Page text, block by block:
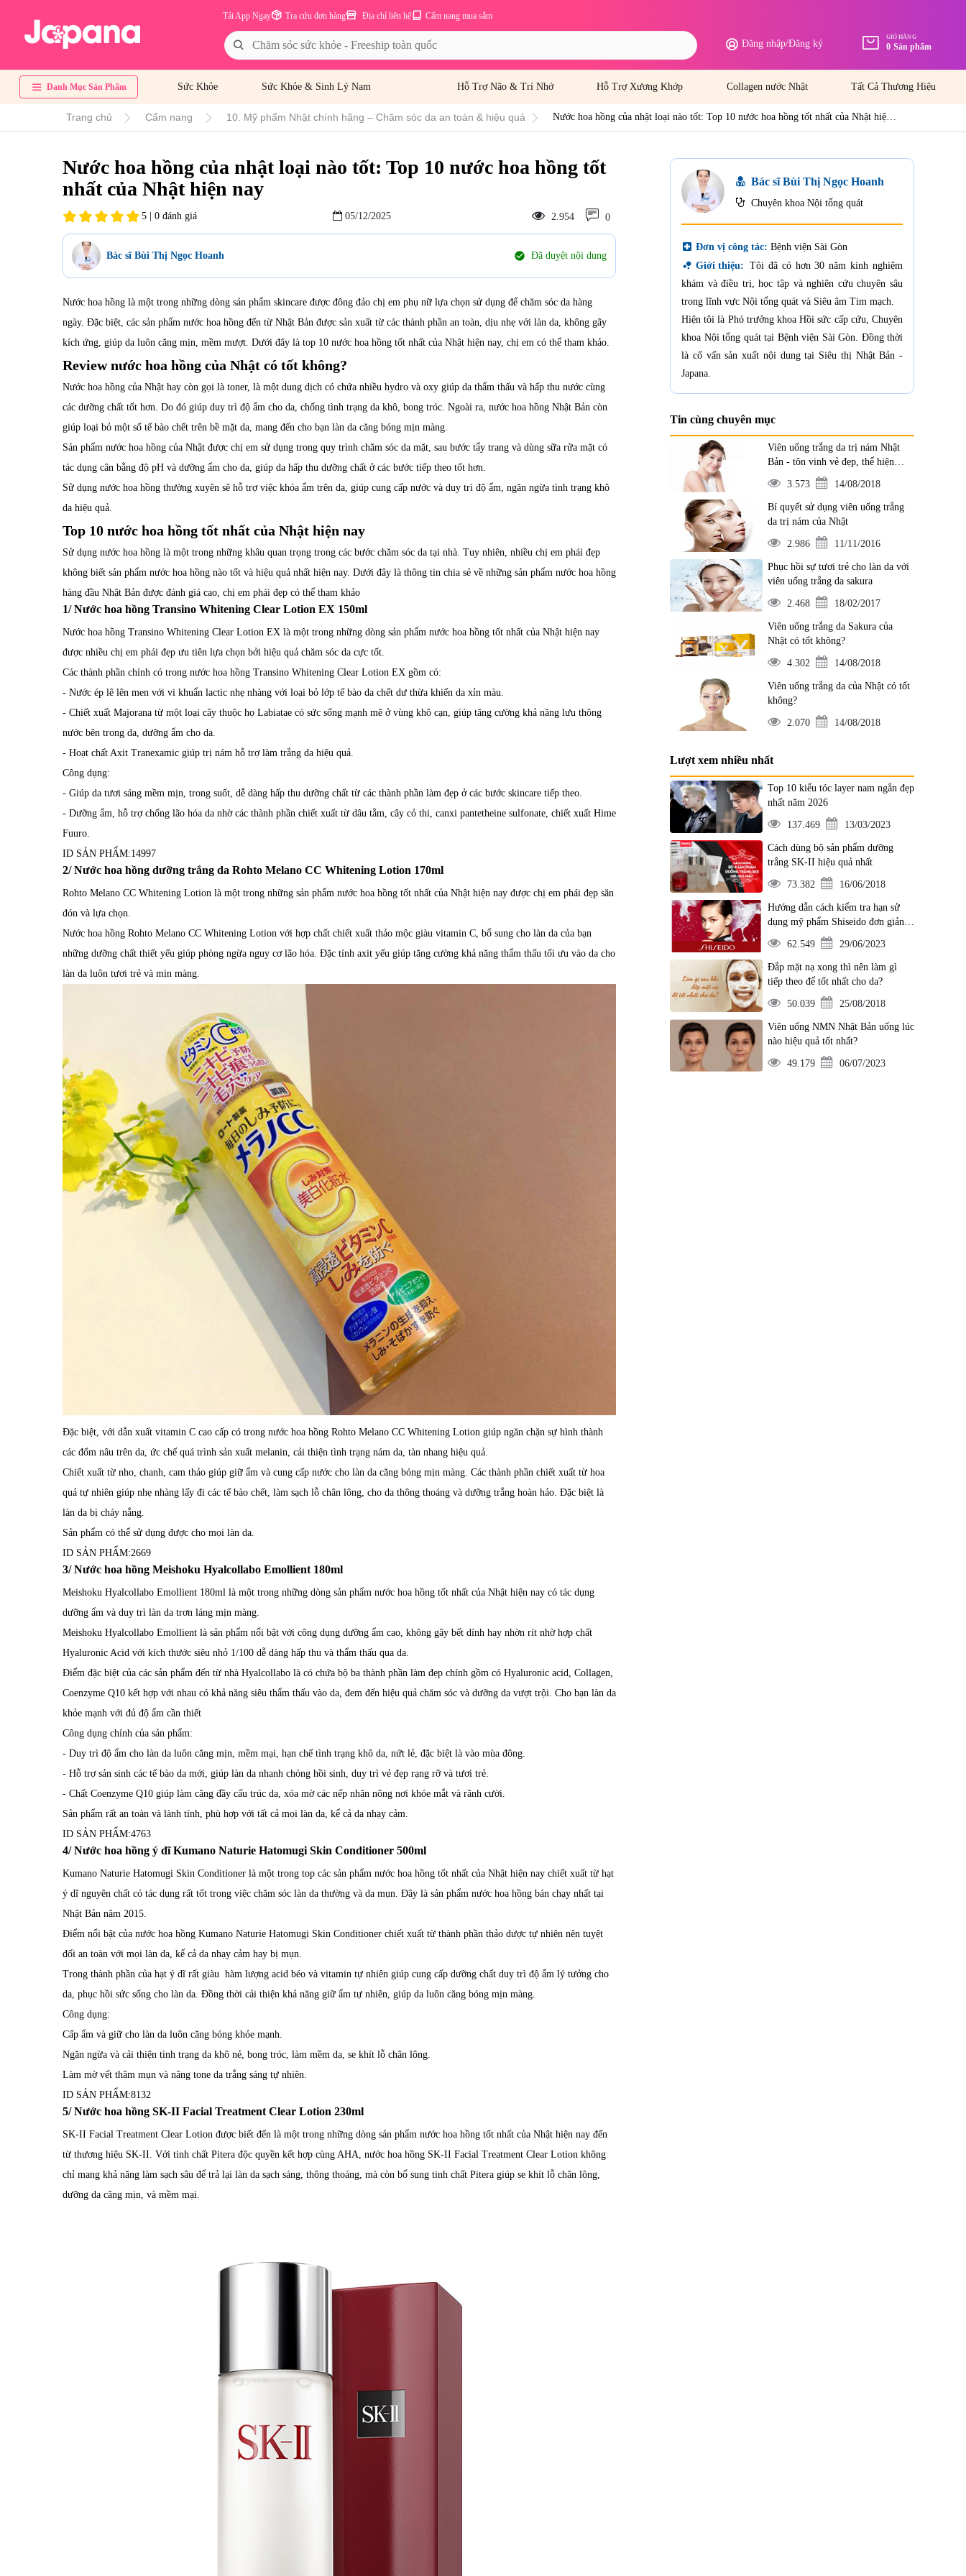
Cẩm nang mua sắm
Địa chỉ liên hệ
Tra cứu đơn hàng
Tải App Ngay
Đăng nhập/Đăng ký
GIỎ HÀNG
0 Sản phẩm
Danh Mục Sản Phẩm Sức Khỏe Sức Khỏe & Sinh Lý Nam Hỗ Trợ Não & Trí Nhớ Hỗ Trợ Xương Khớp Collagen nước Nhật Tất Cả Thương Hiệu
Trang chủ Cẩm nang 10. Mỹ phẩm Nhật chính hãng – Chăm sóc da an toàn & hiệu quả
Nước hoa hồng của nhật loại nào tốt: Top 10 nước hoa hồng tốt nhất của Nhật hiện
Nước hoa hồng của nhật loại nào tốt: Top 10 nước hoa hồng tốt
nhất của Nhật hiện nay
5 | 0 đánh giá 05/12/2025 2.954 0
Bác sĩ Bùi Thị Ngọc Hoanh check_circle Đã duyệt nội dung
Nước hoa hồng là một trong những dòng sản phẩm skincare được đông đảo chị em phụ nữ lựa chọn sử dụng để chăm sóc da hàng
ngày. Đặc biệt, các sản phẩm nước hoa hồng đến từ Nhật Bản được sản xuất từ các thành phần an toàn, dịu nhẹ với làn da, không gây
kích ứng, giúp da luôn căng mịn, mềm mượt. Dưới đây là top 10 nước hoa hồng tốt nhất của Nhật hiện nay, chị em có thể tham khảo.
Review nước hoa hồng của Nhật có tốt không?
Nước hoa hồng của Nhật hay còn gọi là toner, là một dung dịch có chứa nhiều hydro và oxy giúp da thẩm thấu và hấp thu nước cùng
các dưỡng chất tốt hơn. Do đó giúp duy trì độ ẩm cho da, chống tình trạng da khô, bong tróc. Ngoài ra, nước hoa hồng Nhật Bản còn
giúp loại bỏ một số tế bào chết trên bề mặt da, mang đến cho bạn làn da căng bóng mịn màng.
Sản phẩm nước hoa hồng của Nhật được chị em sử dụng trong quy trình chăm sóc da mặt, sau bước tẩy trang và dùng sữa rửa mặt có
tác dụng cân bằng độ pH và dưỡng ẩm cho da, giúp da hấp thu dưỡng chất ở các bước tiếp theo tốt hơn.
Sử dụng nước hoa hồng thường xuyên sẽ hỗ trợ việc khóa ẩm trên da, giúp cung cấp nước và duy trì độ ẩm, ngăn ngừa tình trạng khô
da hiệu quả.
Top 10 nước hoa hồng tốt nhất của Nhật hiện nay
Sử dụng nước hoa hồng là một trong những khâu quan trọng trong các bước chăm sóc da tại nhà. Tuy nhiên, nhiều chị em phái đẹp
không biết sản phẩm nước hoa hồng nào tốt và hiệu quả nhất hiện nay. Dưới đây là thông tin chia sẻ về những sản phẩm nước hoa hồng
hàng đầu Nhật Bản được đánh giá cao, chị em phái đẹp có thể tham khảo
1/ Nước hoa hồng Transino Whitening Clear Lotion EX 150ml
Nước hoa hồng Transino Whitening Clear Lotion EX là một trong những dòng sản phẩm nước hoa hồng tốt nhất của Nhật hiện nay
được nhiều chị em phái đẹp ưu tiên lựa chọn bởi hiệu quả chăm sóc da cực tốt.
Các thành phần chính có trong nước hoa hồng Transino Whitening Clear Lotion EX gồm có:
- Nước ép lê lên men với vi khuẩn lactic nhẹ nhàng với loại bỏ lớp tế bào da chết dư thừa khiến da xỉn màu.
- Chiết xuất Majorana từ một loại cây thuộc họ Labiatae có sức sống mạnh mẽ ở vùng khô cạn, giúp tăng cường khả năng lưu thông
nước bên trong da, dưỡng ẩm cho da.
- Hoạt chất Axit Tranexamic giúp trị nám hỗ trợ làm trắng da hiệu quả.
Công dụng:
- Giúp da tươi sáng mềm mịn, trong suốt, dễ dàng hấp thu dưỡng chất từ các thành phần làm đẹp ở các bước skincare tiếp theo.
- Dưỡng ẩm, hỗ trợ chống lão hóa da nhờ các thành phần chiết xuất từ dâu tằm, cây cỏ thi, canxi pantetheine sulfonate, chiết xuất Hime
Fuuro.
ID SẢN PHẨM:14997
2/ Nước hoa hồng dưỡng trắng da Rohto Melano CC Whitening Lotion 170ml
Rohto Melano CC Whitening Lotion là một trong những sản phẩm nước hoa hồng tốt nhất của Nhật hiện nay được chị em phái đẹp săn
đón và lựa chọn.
Nước hoa hồng Rohto Melano CC Whitening Lotion với hợp chất chiết xuất thảo mộc giàu vitamin C, bổ sung cho làn da của bạn
những dưỡng chất thiết yếu giúp phòng ngừa nguy cơ lão hóa. Đặc tính axit yếu giúp tăng cường khả năng thẩm thấu tối ưu vào da cho
làn da luôn tươi trẻ và mịn màng.
Đặc biệt, với dẫn xuất vitamin C cao cấp có trong nước hoa hồng Rohto Melano CC Whitening Lotion giúp ngăn chặn sự hình thành
các đốm nâu trên da, ức chế quá trình sản xuất melanin, cải thiện tình trạng nám da, tàn nhang hiệu quả.
Chiết xuất từ nho, chanh, cam thảo giúp giữ ẩm và cung cấp nước cho làn da căng bóng mịn màng. Các thành phần chiết xuất từ hoa
quả tự nhiên giúp nhẹ nhàng lấy đi các tế bào chết, làm sạch lỗ chân lông, cho da thông thoáng và dưỡng trắng hoàn hảo. Đặc biệt là
làn da bị cháy nắng.
Sản phẩm có thể sử dụng được cho mọi làn da.
ID SẢN PHẨM:2669
3/ Nước hoa hồng Meishoku Hyalcollabo Emollient 180ml
Meishoku Hyalcollabo Emollient 180ml là một trong những dòng sản phẩm nước hoa hồng tốt nhất của Nhật hiện nay có tác dụng
dưỡng ẩm và duy trì làn da trơn láng mịn màng.
Meishoku Hyalcollabo Emollient là sản phẩm nổi bật với công dụng dưỡng ẩm cao, không gây bết dính hay nhờn rít nhờ hợp chất
Hyaluronic Acid với kích thước siêu nhỏ 1/100 dễ dàng hấp thu và thẩm thấu qua da.
Điểm đặc biệt của các sản phẩm đến từ nhà Hyalcollabo là có chứa bộ ba thành phần làm đẹp chính gồm có Hyaluronic acid, Collagen,
Coenzyme Q10 kết hợp với nhau có khả năng siêu thẩm thấu vào da, đem đến hiệu quả chăm sóc và dưỡng da vượt trội. Cho bạn làn da
khỏe mạnh với đủ độ ẩm cần thiết
Công dụng chính của sản phẩm:
- Duy trì độ ẩm cho làn da luôn căng mịn, mềm mại, hạn chế tình trạng khô da, nứt lẻ, đặc biệt là vào mùa đông.
- Hỗ trợ sản sinh các tế bào da mới, giúp làn da nhanh chóng hồi sinh, duy trì vẻ đẹp rạng rỡ và tươi trẻ.
- Chất Coenzyme Q10 giúp làm căng đầy cấu trúc da, xóa mờ các nếp nhăn nông nơi khóe mắt và rãnh cười.
Sản phẩm rất an toàn và lành tính, phù hợp với tất cả mọi làn da, kể cả da nhạy cảm.
ID SẢN PHẨM:4763
4/ Nước hoa hồng ý dĩ Kumano Naturie Hatomugi Skin Conditioner 500ml
Kumano Naturie Hatomugi Skin Conditioner là một trong top các sản phẩm nước hoa hồng tốt nhất của Nhật hiện nay chiết xuất từ hạt
ý dĩ nguyên chất có tác dụng rất tốt trong việc chăm sóc làn da thường và da mụn. Đây là sản phẩm nước hoa hồng bán chạy nhất tại
Nhật Bản năm 2015.
Điểm nổi bật của nước hoa hồng Kumano Naturie Hatomugi Skin Conditioner chiết xuất từ thành phần thảo dược tự nhiên nên tuyệt
đối an toàn với mọi làn da, kể cả da nhạy cảm hay bị mụn.
Trong thành phần của hạt ý dĩ rất giàu hàm lượng acid béo và vitamin tự nhiên giúp cung cấp dưỡng chất duy trì độ ẩm lý tưởng cho
da, phục hồi sức sống cho làn da. Đồng thời cải thiện khả năng giữ ẩm tự nhiên, giúp da luôn căng bóng mịn màng.
Công dụng:
Cấp ẩm và giữ cho làn da luôn căng bóng khỏe mạnh.
Ngăn ngừa và cải thiện tình trạng da khô nẻ, bong tróc, làm mềm da, se khít lỗ chân lông.
Làm mờ vết thâm mụn và nâng tone da trắng sáng tự nhiên.
ID SẢN PHẨM:8132
5/ Nước hoa hồng SK-II Facial Treatment Clear Lotion 230ml
SK-II Facial Treatment Clear Lotion được biết đến là một trong những dòng sản phẩm nước hoa hồng tốt nhất của Nhật hiện nay đến
từ thương hiệu SK-II. Với tinh chất Pitera độc quyền kết hợp cùng AHA, nước hoa hồng SK-II Facial Treatment Clear Lotion không
chỉ mang khả năng làm sạch sâu để trả lại làn da sạch sáng, thông thoáng, mà còn bổ sung tinh chất Pitera giúp se khít lỗ chân lông,
dưỡng da căng mịn, và mềm mại.
Bác sĩ Bùi Thị Ngọc Hoanh
Chuyên khoa Nội tổng quát
local_hospital Đơn vị công tác: Bệnh viện Sài Gòn
bubble_chart Giới thiệu: Tôi đã có hơn 30 năm kinh nghiệm
khám và điều trị, học tập và nghiên cứu chuyên sâu
trong lĩnh vực Nội tổng quát và Siêu âm Tim mạch.
Hiện tôi là Phó trưởng khoa Hồi sức cấp cứu, Chuyên
khoa Nội tổng quát tại Bệnh viện Sài Gòn. Đồng thời
là cố vấn sản xuất nội dung tại Siêu thị Nhật Bản -
Japana.
Tin cùng chuyên mục
Viên uống trắng da trị nám Nhật
Bản - tôn vinh vẻ đẹp, thể hiện
đẳng cấp
3.573 14/08/2018
Bí quyết sử dụng viên uống trắng
da trị nám của Nhật
2.986 11/11/2016
Phục hồi sự tươi trẻ cho làn da với
viên uống trắng da sakura
2.468 18/02/2017
Viên uống trắng da Sakura của
Nhật có tốt không?
4.302 14/08/2018
Viên uống trắng da của Nhật có tốt
không?
2.070 14/08/2018
Lượt xem nhiều nhất
Top 10 kiểu tóc layer nam ngắn đẹp
nhất năm 2026
137.469 13/03/2023
Cách dùng bộ sản phẩm dưỡng
trắng SK-II hiệu quả nhất
73.382 16/06/2018
Hướng dẫn cách kiểm tra hạn sử
dụng mỹ phẩm Shiseido đơn giản
nhất
62.549 29/06/2023
Đắp mặt nạ xong thì nên làm gì
tiếp theo để tốt nhất cho da?
50.039 25/08/2018
Viên uống NMN Nhật Bản uống lúc
nào hiệu quả tốt nhất?
49.179 06/07/2023